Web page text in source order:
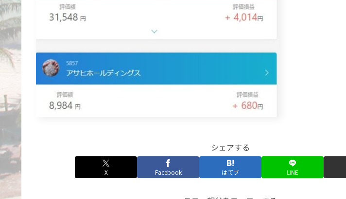
シェアする
X Facebook はてブ LINE